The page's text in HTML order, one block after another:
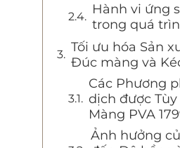
Hành vi ứng
trong quá
Tối ưu hóa Sản
Đúc màng và
Các Phương
dịch được
Màng PVA
Ảnh hưởng